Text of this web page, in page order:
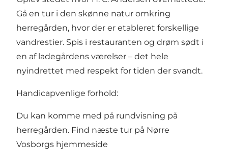
Gå en tur i den skønne natur omkring
herregården, hvor der er etableret forskellige
vandrestier. Spis i restauranten og drøm sødt i
en af ladegårdens værelser – det hele
nyindrettet med respekt for tiden der svandt.
Handicapvenlige forhold:
Du kan komme med på rundvisning på
herregården. Find næste tur på Nørre
Vosborgs hjemmeside